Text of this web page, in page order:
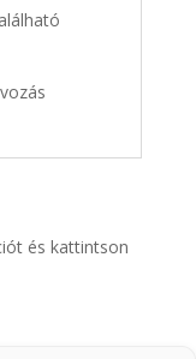
és kattintson